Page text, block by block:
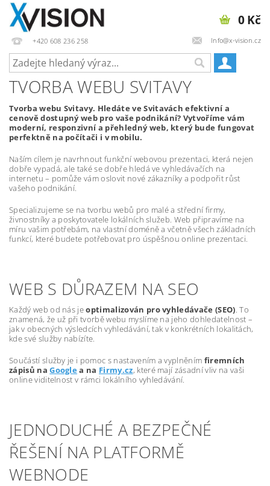
+420 608 236 258 Info@x-vision.cz
0 Kč
TVORBA WEBU SVITAVY
Tvorba webu Svitavy. Hledáte ve Svitavách efektivní a
cenově dostupný web pro vaše podnikání? Vytvoříme vám
moderní, responzivní a přehledný web, který bude fungovat
perfektně na počítači i v mobilu.
Naším cílem je navrhnout funkční webovou prezentaci, která nejen
dobře vypadá, ale také se dobře hledá ve vyhledávačích na
internetu – pomůže vám oslovit nové zákazníky a podpořit růst
vašeho podnikání.
Specializujeme se na tvorbu webů pro malé a střední firmy,
živnostníky a poskytovatele lokálních služeb. Web připravíme na
míru vašim potřebám, na vlastní doméně a včetně všech základních
funkcí, které budete potřebovat pro úspěšnou online prezentaci.
WEB S DŮRAZEM NA SEO
Každý web od nás jeoptimalizován pro vyhledávače (SEO). To
znamená, že už při tvorbě webu myslíme na jeho dohledatelnost –
jak v obecných výsledcích vyhledávání, tak v konkrétních lokalitách,
kde své služby nabízíte.
Součástí služby je i pomoc s nastavením a vyplněním firemních
zápisů naGooglea na Firmy.cz, které mají zásadní vliv na vaši
online viditelnost v rámci lokálního vyhledávání.
JEDNODUCHÉ A BEZPEČNÉ
ŘEŠENÍ NA PLATFORMĚ
WEBNODE